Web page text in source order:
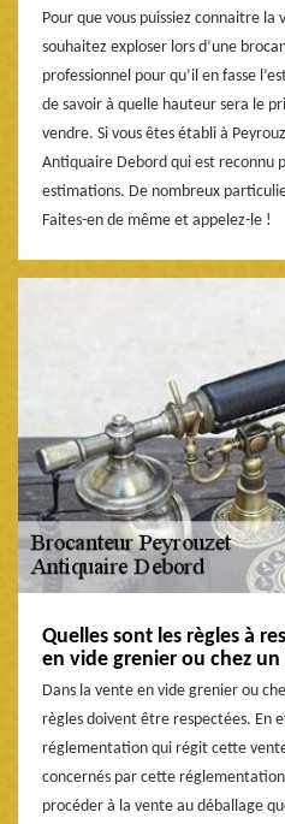
Pour que vous puissiez connaitre
souhaitez exploser lors d’une
professionnel pour qu’il en fasse
de savoir à quelle hauteur sera le
vendre. Si vous êtes établi à
Antiquaire Debord qui est reconnu
estimations. De nombreux
Faites-en de même et appelez-le !
Quelles sont les règles à
en vide grenier ou chez
Dans la vente en vide grenier ou
règles doivent être respectées. En
réglementation qui régit cette
concernés par cette
procéder à la vente au déballage